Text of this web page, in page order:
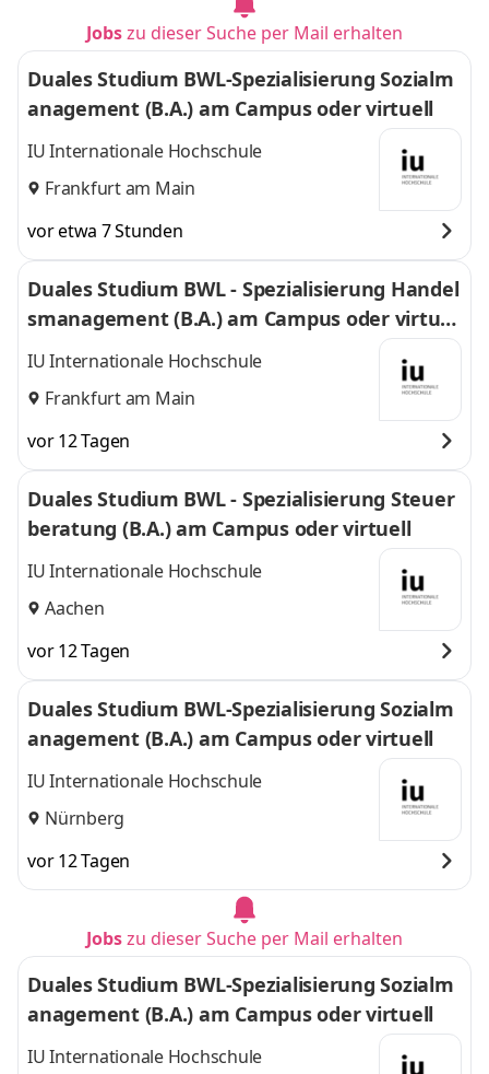
Jobszu dieser Suche per Mail erhalten
Duales Studium BWL-Spezialisierung Sozialm
anagement (B.A.) am Campus oder virtuell
IU Internationale Hochschule
Frankfurt am Main
vor etwa 7 Stunden
Duales Studium BWL - Spezialisierung Handel
smanagement (B.A.) am Campus oder virtuel
l
IU Internationale Hochschule
Frankfurt am Main
vor 12 Tagen
Duales Studium BWL - Spezialisierung Steuer
beratung (B.A.) am Campus oder virtuell
IU Internationale Hochschule
Aachen
vor 12 Tagen
Duales Studium BWL-Spezialisierung Sozialm
anagement (B.A.) am Campus oder virtuell
IU Internationale Hochschule
Nürnberg
vor 12 Tagen
Jobszu dieser Suche per Mail erhalten
Duales Studium BWL-Spezialisierung Sozialm
anagement (B.A.) am Campus oder virtuell
IU Internationale Hochschule